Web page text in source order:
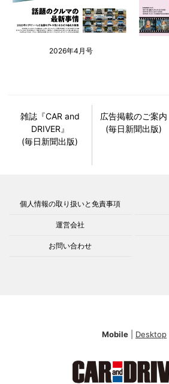
2026年4月号
雑誌『CAR and
DRIVER』
(毎日新聞出版)
広告掲載のご案内
(毎日新聞出版)
個人情報の取り扱いと免責事項
運営会社
お問い合わせ
Mobile Desktop